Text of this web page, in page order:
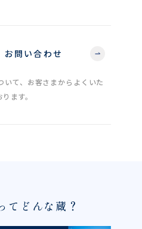
お問い合わせ
いて、お客さまからよくいた
ます。
てどんな蔵？